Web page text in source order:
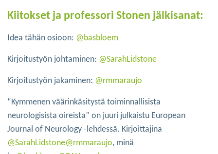
Kiitokset ja professori Stonen jälkisanat:
Idea tähän osioon: @basbloem
Kirjoitustyön johtaminen: @SarahLidstone
Kirjoitustyön jakaminen: @rmmaraujo
“Kymmenen väärinkäsitystä toiminnallisista
neurologisista oireista” on juuri julkaistu European
Journal of Neurology -lehdessä. Kirjoittajina
@SarahLidstone@rmmaraujo, minä